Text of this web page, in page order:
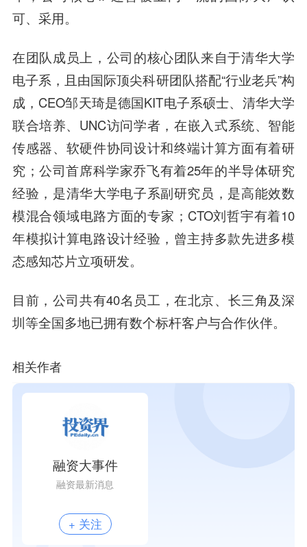
可、采用。
在团队成员上，公司的核心团队来自于清华大学
电子系，且由国际顶尖科研团队搭配“行业老兵”构
成，CEO邹天琦是德国KIT电子系硕士、清华大学
联合培养、UNC访问学者，在嵌入式系统、智能
传感器、软硬件协同设计和终端计算方面有着研
究；公司首席科学家乔飞有着25年的半导体研究
经验，是清华大学电子系副研究员，是高能效数
模混合领域电路方面的专家；CTO刘哲宇有着10
年模拟计算电路设计经验，曾主持多款先进多模
态感知芯片立项研发。
目前，公司共有40名员工，在北京、长三角及深
圳等全国多地已拥有数个标杆客户与合作伙伴。
相关作者
融资大事件
融资最新消息
+ 关注